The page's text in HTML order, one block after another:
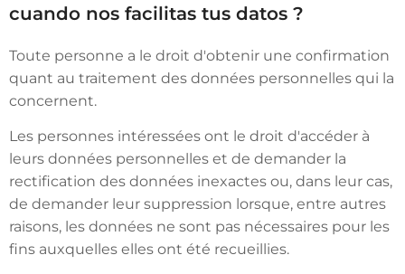
cuando nos facilitas tus datos ?
Toute personne a le droit d'obtenir une confirmation
quant au traitement des données personnelles qui la
concernent.
Les personnes intéressées ont le droit d'accéder à
leurs données personnelles et de demander la
rectification des données inexactes ou, dans leur cas,
de demander leur suppression lorsque, entre autres
raisons, les données ne sont pas nécessaires pour les
fins auxquelles elles ont été recueillies.